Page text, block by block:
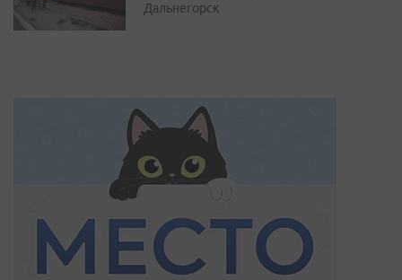
Дальнегорск